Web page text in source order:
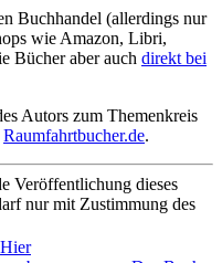
Buchhandel (allerdings nur
wie Amazon, Libri,
Bücher aber auch direkt bei
Autors zum Themenkreis
Raumfahrtbucher.de.
Veröffentlichung dieses
nur mit Zustimmung des
Hier